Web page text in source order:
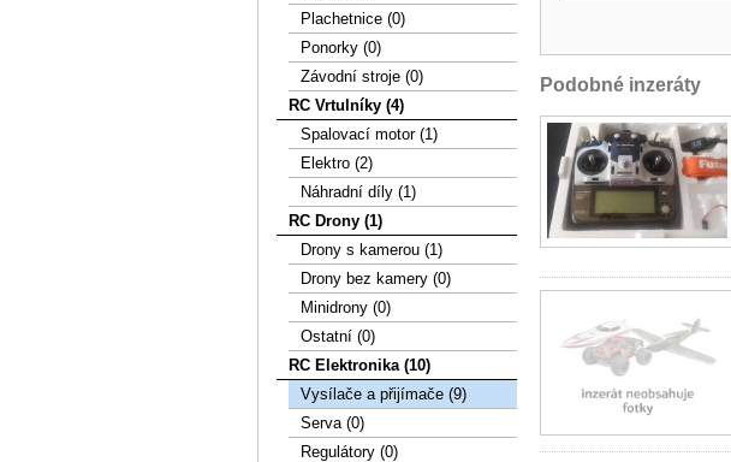
Podobné inzeráty
Plachetnice (0)
Ponorky (0)
Závodní stroje (0)
RC Vrtulníky (4)
Spalovací motor (1)
Elektro (2)
Náhradní díly (1)
RC Drony (1)
Drony s kamerou (1)
Drony bez kamery (0)
Minidrony (0)
Ostatní (0)
RC Elektronika (10)
Vysílače a přijímače (9)
Serva (0)
Regulátory (0)